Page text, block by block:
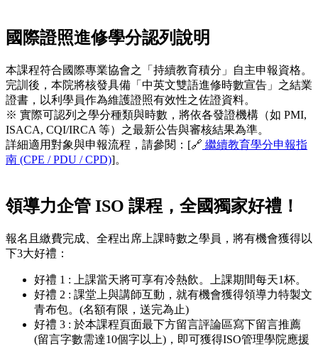
國際證照進修學分認列說明
本課程符合國際專業協會之「持續教育積分」自主申報資格。
完訓後，本院將核發具備「中英文雙語進修時數宣告」之結業
證書，以利學員作為維護證照有效性之佐證資料。
※ 實際可認列之學分種類與時數，將依各發證機構（如 PMI,
ISACA, CQI/IRCA 等）之最新公告與審核結果為準。
詳細適用對象與申報流程，請參閱：[🔗 繼續教育學分申報指
南 (CPE / PDU / CPD)]。
領導力企管 ISO 課程，全國獨家好禮！
報名且繳費完成、全程出席上課時數之學員，將有機會獲得以
下3大好禮：
好禮 1 : 上課當天將可享有冷熱飲。上課期間每天1杯。
好禮 2 : 課堂上與講師互動，就有機會獲得領導力特製文
青布包。(名額有限，送完為止)
好禮 3 : 於本課程頁面最下方留言評論區寫下留言推薦
(留言字數需達10個字以上)，即可獲得ISO管理學院應援